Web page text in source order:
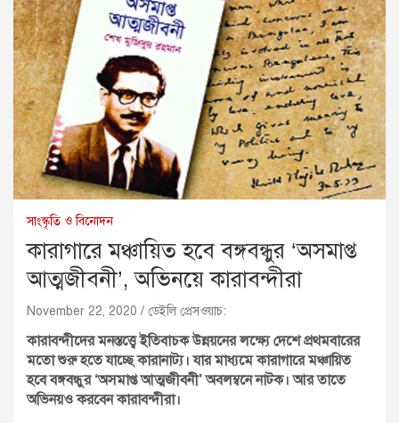
সাংস্কৃতি ও বিনোদন
কারাগারে মঞ্চায়িত হবে বঙ্গবন্ধুর ‘অসমাপ্ত
আত্মজীবনী’, অভিনয়ে কারাবন্দীরা
November 22, 2020 ডেইলি প্রেসওয়াচ:
কারাবন্দীদের মনস্তত্ত্বে ইতিবাচক উন্নয়নের লক্ষ্যে দেশে প্রথমবারের
মতো শুরু হতে যাচ্ছে কারানাট্য। যার মাধ্যমে কারাগারে মঞ্চায়িত
হবে বঙ্গবন্ধুর ‘অসমাপ্ত আত্মজীবনী’ অবলম্বনে নাটক। আর তাতে
অভিনয়ও করবেন কারাবন্দীরা।